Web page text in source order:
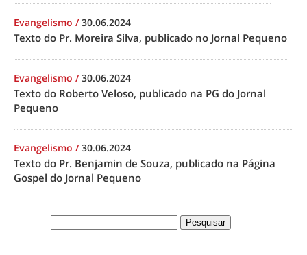
Evangelismo /30.06.2024
Texto do Pr. Moreira Silva, publicado no Jornal Pequeno
Evangelismo /30.06.2024
Texto do Roberto Veloso, publicado na PG do Jornal
Pequeno
Evangelismo /30.06.2024
Texto do Pr. Benjamin de Souza, publicado na Página
Gospel do Jornal Pequeno